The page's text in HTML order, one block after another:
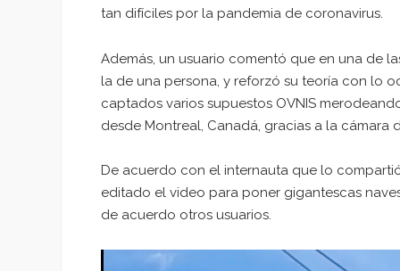
tan difíciles por la pandemia de coronavirus.
Además, un usuario comentó que en una de
la de una persona, y reforzó su teoría con lo
captados varios supuestos OVNIS
desde Montreal, Canadá, gracias a la cámara
De acuerdo con el internauta que lo
editado el video para poner gigantescas
de acuerdo otros usuarios.
Reproductor